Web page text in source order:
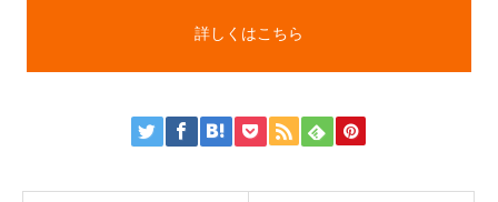
詳しくはこちら